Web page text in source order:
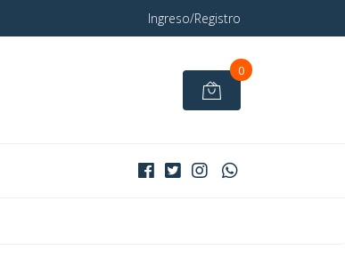
Ingreso/Registro
0